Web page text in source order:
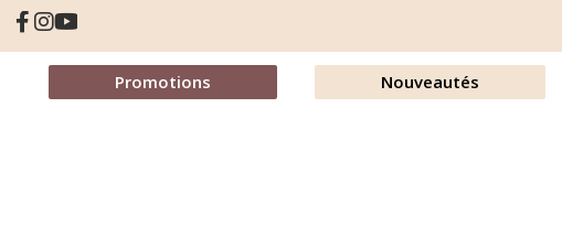
Promotions Nouveautés